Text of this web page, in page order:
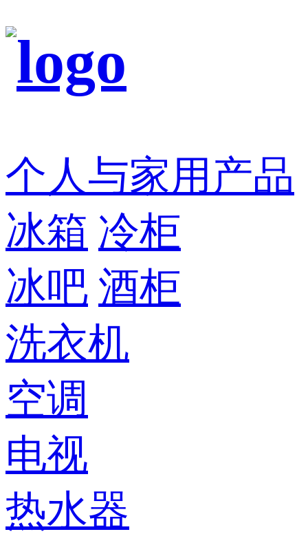
个人与家用产品
冰箱 冷柜
冰吧 酒柜
洗衣机
空调
电视
热水器